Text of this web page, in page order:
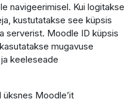
navigeerimisel. Kui logitakse
kustutatakse see küpsis
serverist. Moodle ID küpsis
mugavuse
keeleseade
üksnes Moodle’it